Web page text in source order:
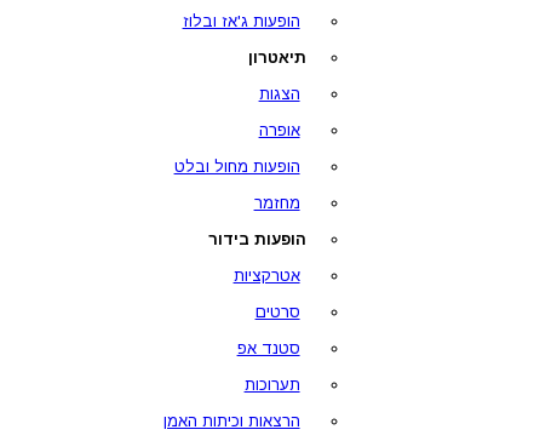
הופעות ג'אז ובלוז
תיאטרון
הצגות
אופרה
הופעות מחול ובלט
מחזמר
הופעות בידור
אטרקציות
סרטים
סטנד אפ
תערוכות
הרצאות וכיתות האמן